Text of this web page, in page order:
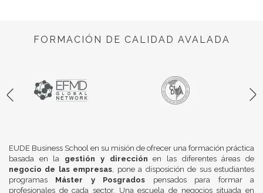
FORMACIÓN DE CALIDAD AVALADA
EUDE Business School en su misión de ofrecer una formación práctica
basada en la gestión y dirección en las diferentes áreas de
negocio de las empresas, pone a disposición de sus estudiantes
programas Máster y Posgrados pensados para formar a
profesionales de cada sector. Una escuela de negocios situada en